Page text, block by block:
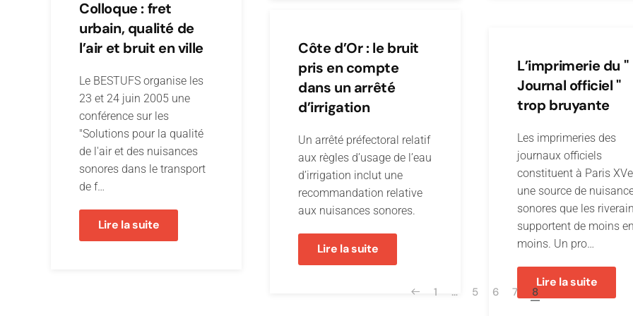
Colloque : fret
urbain, qualité de
l’air et bruit en ville
Le BESTUFS organise les
23 et 24 juin 2005 une
conférence sur les
"Solutions pour la qualité
de l'air et des nuisances
sonores dans le transport
de f…
Lire la suite
Côte d’Or : le bruit
pris en compte
dans un arrêté
d’irrigation
Un arrêté préfectoral relatif
aux règles d’usage de l’eau
d’irrigation inclut une
recommandation relative
aux nuisances sonores.
Lire la suite
L’imprimerie du "
Journal officiel "
trop bruyante
Les imprimeries des
journaux officiels
constituent à Paris XVe
une source de
sonores que les
supportent de moins en
moins. Un pro…
Lire la suite
1 … 5 6 7 8